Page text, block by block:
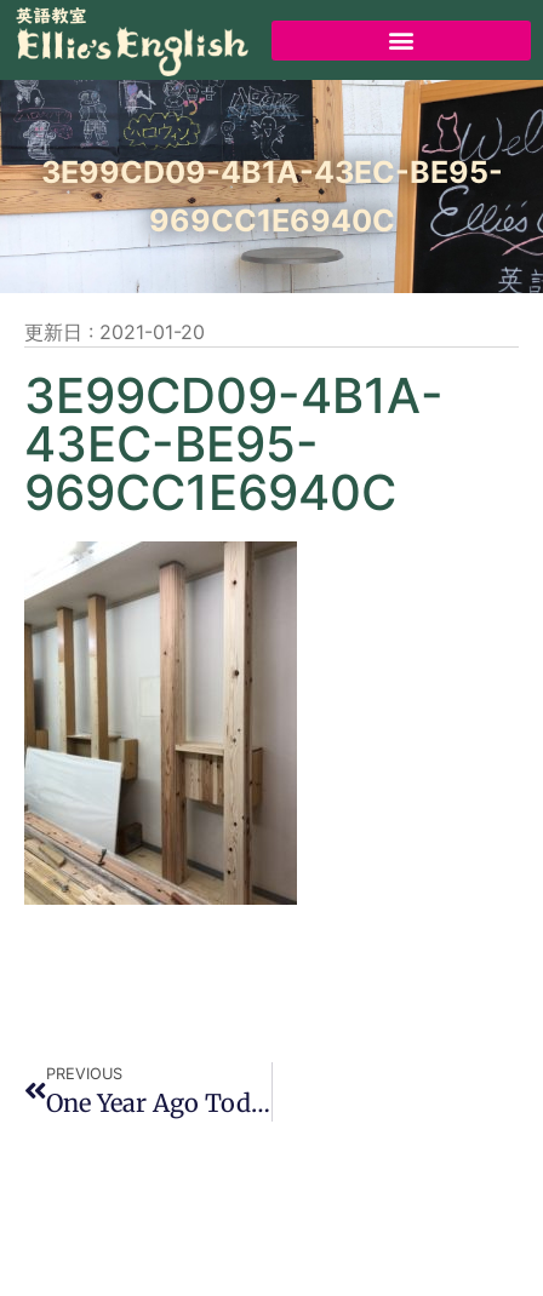
3E99CD09-4B1A-43EC-BE95-
969CC1E6940C
更新日 : 2021-01-20
3E99CD09-4B1A-
43EC-BE95-
969CC1E6940C
PREVIOUS
One Year Ago Today 2